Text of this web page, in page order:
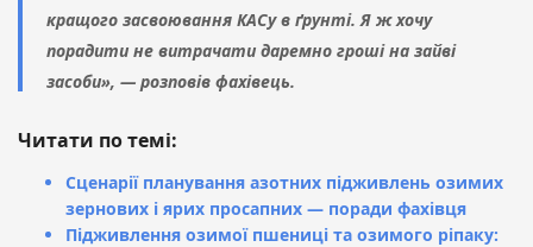
кращого засвоювання КАСу в ґрунті. Я ж хочу
порадити не витрачати даремно гроші на зайві
засоби», — розповів фахівець.
Читати по темі:
Сценарії планування азотних підживлень озимих
зернових і ярих просапних — поради фахівця
Підживлення озимої пшениці та озимого ріпаку: